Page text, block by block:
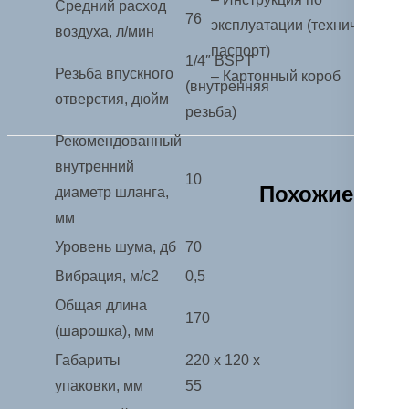
Средний расход
воздуха, л/мин
76
Резьба впускного
отверстия, дюйм
1/4″ BSPT
(внутренняя
резьба)
Рекомендованный
внутренний
диаметр шланга,
мм
10
Уровень шума, дб
70
Вибрация, м/с2
0,5
Общая длина
(шарошка), мм
170
Габариты
упаковки, мм
220 х 120 х
55
эксплуатации (технический
паспорт)
– Картонный короб
Похожие